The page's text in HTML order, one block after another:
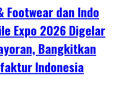
Footwear dan Indo
Expo 2026 Digelar
Bangkitkan
Indonesia